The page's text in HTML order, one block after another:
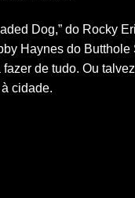
Dog,” do Rocky
Haynes do Butthole
de tudo. Ou
cidade.